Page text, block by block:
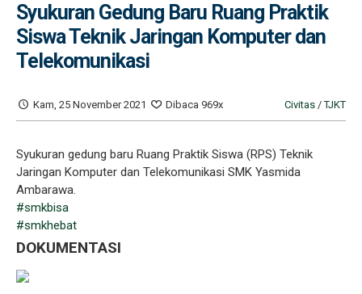
Syukuran Gedung Baru Ruang Praktik
Siswa Teknik Jaringan Komputer dan
Telekomunikasi
Kam, 25 November 2021 Dibaca 969x Civitas /TJKT
Syukuran gedung baru Ruang Praktik Siswa (RPS) Teknik
Jaringan Komputer dan Telekomunikasi SMK Yasmida
Ambarawa.
#smkbisa
#smkhebat
DOKUMENTASI